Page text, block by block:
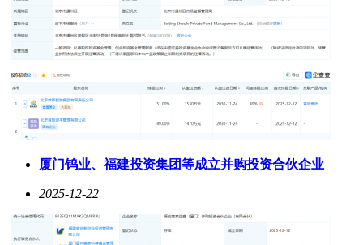
厦门钨业、福建投资集团等成立并购投资合伙企业
2025-12-22